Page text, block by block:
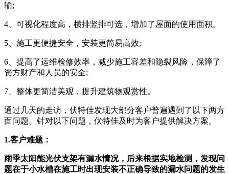
输;
4、可视化程度高，横排竖排可选，增加了屋面的使用面积。
5、施工更便捷安全，安装更简易高效;
6、提高了运维检修效率，减少施工容差和隐裂风险，保障了
资方财产和人员的安全;
7、整体更简洁美观，提升建筑物观赏性。
通过几天的走访，伏特佳发现大部分客户普遍遇到了以下两方
面问题。针对以下问题，伏特佳及时为客户提供解决方案。
1.客户难题：
雨季太阳能光伏支架有漏水情况，后来根据实地检测，发现问
题在于小水槽在施工时出现安装不正确导致的漏水问题的发生